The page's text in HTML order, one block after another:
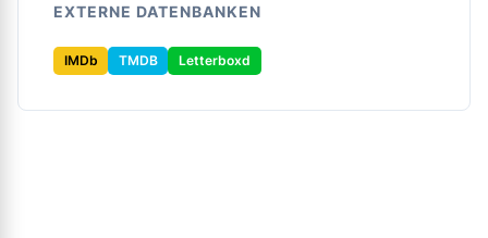
EXTERNE DATENBANKEN
IMDb TMDB Letterboxd